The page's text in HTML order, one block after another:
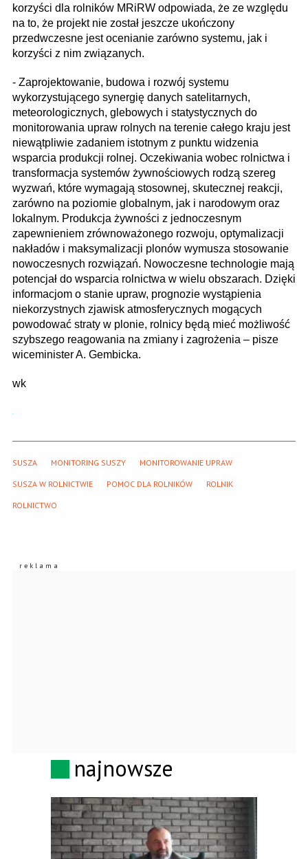
korzyści dla rolników MRiRW odpowiada, że ze względu
na to, że projekt nie został jeszcze ukończony
przedwczesne jest ocenianie zarówno systemu, jak i
korzyści z nim związanych.
- Zaprojektowanie, budowa i rozwój systemu
wykorzystującego synergię danych satelitarnych,
meteorologicznych, glebowych i statystycznych do
monitorowania upraw rolnych na terenie całego kraju jest
niewątpliwie zadaniem istotnym z punktu widzenia
wsparcia produkcji rolnej. Oczekiwania wobec rolnictwa i
transformacja systemów żywnościowych rodzą szereg
wyzwań, które wymagają stosownej, skutecznej reakcji,
zarówno na poziomie globalnym, jak i narodowym oraz
lokalnym. Produkcja żywności z jednoczesnym
zapewnieniem zrównoważonego rozwoju, optymalizacji
nakładów i maksymalizacji plonów wymusza stosowanie
nowoczesnych rozwiązań. Nowoczesne technologie mają
potencjał do wsparcia rolnictwa w wielu obszarach. Dzięki
informacjom o stanie upraw, prognozie wystąpienia
niekorzystnych zjawisk atmosferycznych mogących
powodować straty w plonie, rolnicy będą mieć możliwość
szybszego reagowania na zmiany i zagrożenia – pisze
wiceminister A. Gembicka.
wk
SUSZA MONITORING SUSZY MONITOROWANIE UPRAW
SUSZA W ROLNICTWIE POMOC DLA ROLNIKÓW ROLNIK
ROLNICTWO
najnowsze